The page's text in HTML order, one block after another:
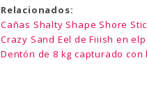
Relacionados:
Cañas Shalty Shape Shore
Crazy Sand Eel de Fiiish en
Dentón de 8 kg capturado con